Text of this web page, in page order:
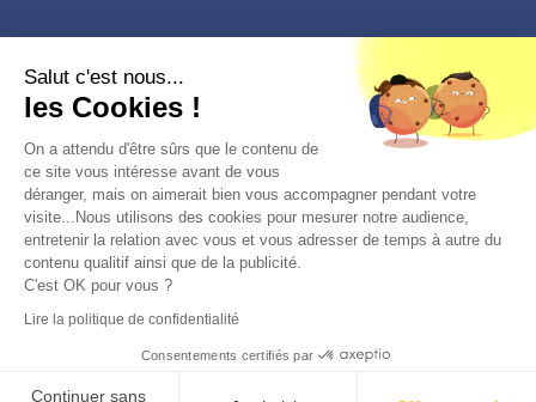
Réserver
Conformément à la réglementation applicable en matière de données
personnelles, vous disposez d'un droit d'accès, de rectification et
d'effacement, du droit à la limitation du traitement des données vous
concernant. Vous pouvez consulter
notre politique de confidentialité
Préférences des cookies >
© 2026, Totemia
Plan du site
CGV/CGU
Politique de
Salut c'est nous...
les Cookies !
On a attendu d'être sûrs que le contenu de
ce site vous intéresse avant de vous
déranger, mais on aimerait bien vous accompagner pendant votre
visite...Nous utilisons des cookies pour mesurer notre audience,
entretenir la relation avec vous et vous adresser de temps à autre du
contenu qualitif ainsi que de la publicité.
C'est OK pour vous ?
Lire la politique de confidentialité
Consentements certifiés par
Continuer sans